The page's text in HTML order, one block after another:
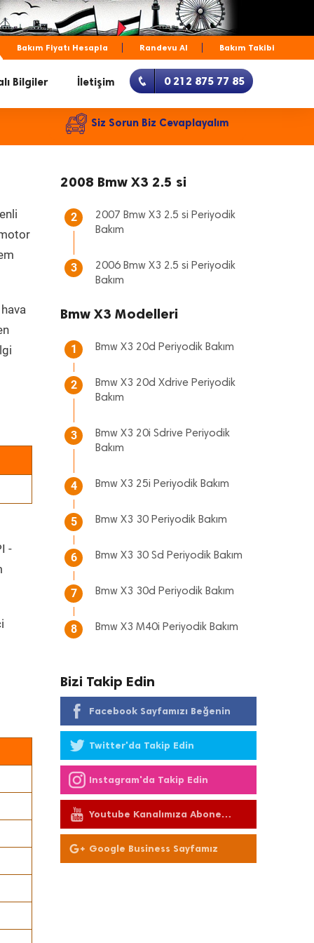
Bakım Fiyatı Hesapla Randevu Al Bakım Takibi
Bilgiler İletişim 0 212 875 77 85
Siz Sorun Biz Cevaplayalım
-
2008 Bmw X3 2.5 si
2
2007 Bmw X3 2.5 si Periyodik
Bakım
3
2006 Bmw X3 2.5 si Periyodik
Bakım
Bmw X3 Modelleri
1 Bmw X3 20d Periyodik Bakım
2
Bmw X3 20d Xdrive Periyodik
Bakım
3
Bmw X3 20i Sdrive Periyodik
Bakım
4 Bmw X3 25i Periyodik Bakım
5 Bmw X3 30 Periyodik Bakım
6 Bmw X3 30 Sd Periyodik Bakım
7 Bmw X3 30d Periyodik Bakım
8 Bmw X3 M40i Periyodik Bakım
Bizi Takip Edin
Facebook Sayfamızı Beğenin
Twitter'da Takip Edin
Instagram'da Takip Edin
Youtube Kanalımıza Abone
Olun
Google Business Sayfamız